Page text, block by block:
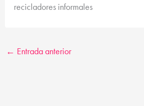
recicladores informales
← Entrada anterior